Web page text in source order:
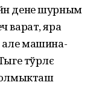
дене шурным
варат, яра
машина-
тўрлє